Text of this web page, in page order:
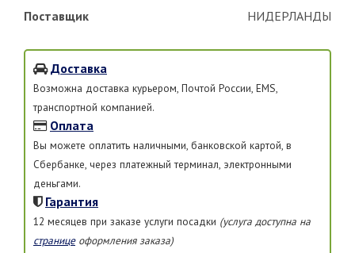
Поставщик
НИДЕРЛАНДЫ
Доставка
Возможна доставка курьером, Почтой России, EMS,
транспортной компанией.
Оплата
Вы можете оплатить наличными, банковской картой, в
Сбербанке, через платежный терминал, электронными
деньгами.
Гарантия
12 месяцев при заказе услуги посадки (услуга доступна на
страницеоформления заказа)